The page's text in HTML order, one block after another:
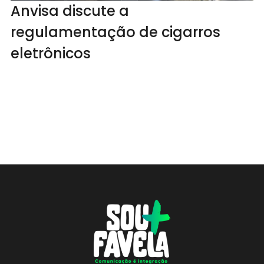
Anvisa discute a
regulamentação de cigarros
eletrônicos